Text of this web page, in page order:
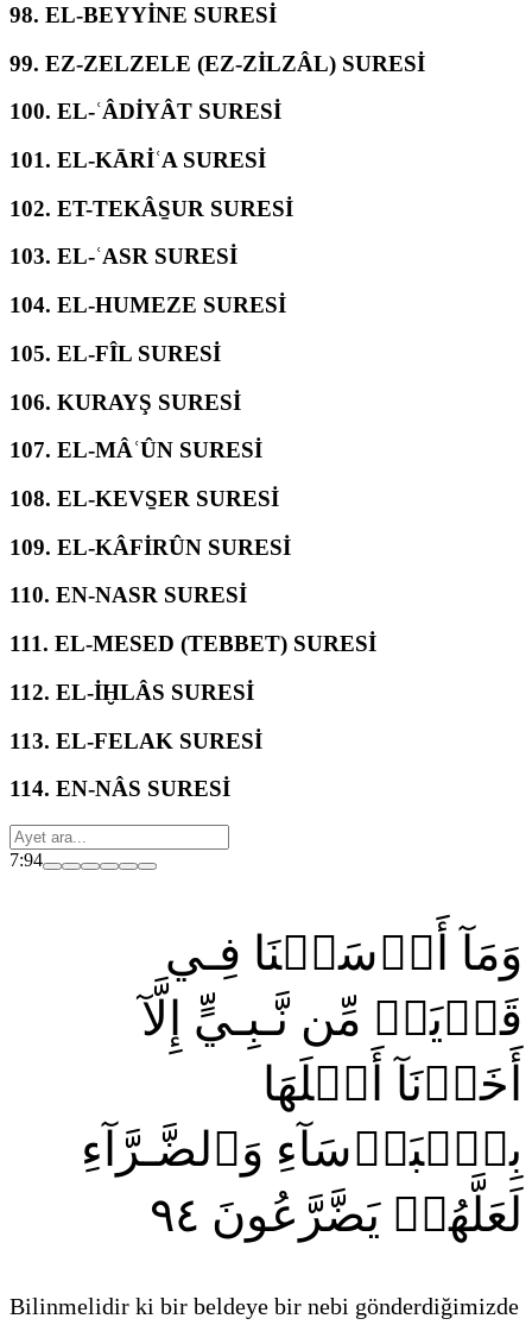
98. EL-BEYYİNE SURESİ
99. EZ-ZELZELE (EZ-ZİLZÂL) SURESİ
100. EL-ʿÂDİYÂT SURESİ
101. EL-KĀRİʿA SURESİ
102. ET-TEKÂS̱UR SURESİ
103. EL-ʿASR SURESİ
104. EL-HUMEZE SURESİ
105. EL-FÎL SURESİ
106. KURAYŞ SURESİ
107. EL-MÂʿÛN SURESİ
108. EL-KEVS̱ER SURESİ
109. EL-KÂFİRÛN SURESİ
110. EN-NASR SURESİ
111. EL-MESED (TEBBET) SURESİ
112. EL-İḪLÂS SURESİ
113. EL-FELAK SURESİ
114. EN-NÂS SURESİ
7:94
وَمَآ أَرۡسَلۡنَا فِـي
قَرۡيَةٖ مِّن نَّـبِـيٍّ إِلَّآ
أَخَذۡنَآ أَهۡلَهَا
بِٱلۡبَأۡسَآءِ وَٱلضَّـرَّآءِ
لَعَلَّهُمۡ يَضَّرَّعُونَ ٩٤
Bilinmelidir ki bir beldeye bir nebi gönderdiğimizde